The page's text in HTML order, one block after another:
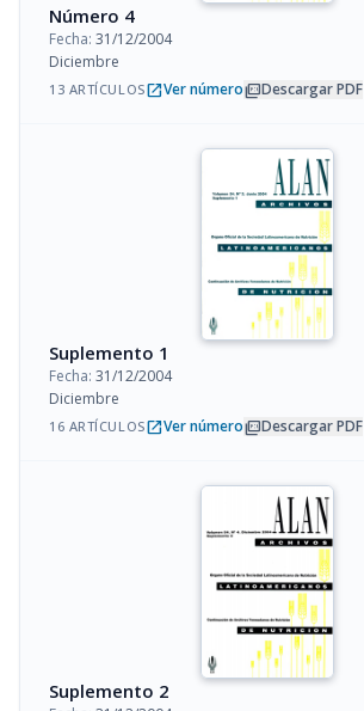
Número 4
Fecha: 31/12/2004
Diciembre
13 ARTÍCULOSopen_in_newVer númeropicture_as_pdfDescargar PDF
Suplemento 1
Fecha: 31/12/2004
Diciembre
16 ARTÍCULOSopen_in_newVer númeropicture_as_pdfDescargar PDF
Suplemento 2